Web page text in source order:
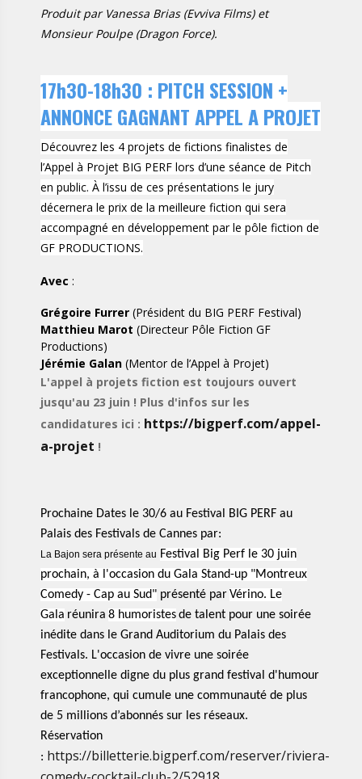
Produit par Vanessa Brias (Evviva Films) et
Monsieur Poulpe (Dragon Force).
17h30-18h30 : PITCH SESSION +
ANNONCE GAGNANT APPEL A PROJET
Découvrez les 4 projets de fictions finalistes de
l’Appel à Projet BIG PERF lors d’une séance de Pitch
en public. À l’issu de ces présentations le jury
décernera le prix de la meilleure fiction qui sera
accompagné en développement par le pôle fiction de
GF PRODUCTIONS.
Avec :
Grégoire Furrer (Président du BIG PERF Festival)
Matthieu Marot (Directeur Pôle Fiction GF
Productions)
Jérémie Galan (Mentor de l’Appel à Projet)
L'appel à projets fiction est toujours ouvert
jusqu'au 23 juin ! Plus d'infos sur les
candidatures ici : https://bigperf.com/appel-
a-projet !
Prochaine Dates le 30/6 au Festival BIG PERF au
Palais des Festivals de Cannes par:
La Bajon sera présente au Festival Big Perf le 30 juin
prochain, à l'occasion du Gala Stand-up "Montreux
Comedy - Cap au Sud" présenté parVérino. Le
Gala réunira 8 humoristesde talent pour une soirée
inédite dans le Grand Auditorium du Palais des
Festivals. L'occasion de vivre une soirée
exceptionnelle digne du plus grand festival d'humour
francophone, qui cumule une communauté de plus
de 5 millions d’abonnés sur les réseaux.
Réservation
: https://billetterie.bigperf.com/reserver/riviera-